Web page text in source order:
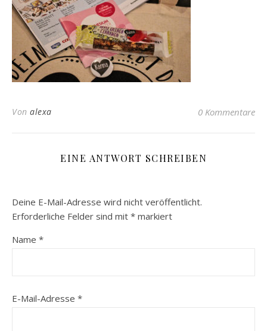
Von alexa 0 Kommentare
EINE ANTWORT SCHREIBEN
Deine E-Mail-Adresse wird nicht veröffentlicht.
Erforderliche Felder sind mit * markiert
Name *
E-Mail-Adresse *